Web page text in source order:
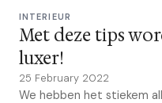
INTERIEUR
Met deze tips
luxer!
25 February 2022
We hebben het stiekem